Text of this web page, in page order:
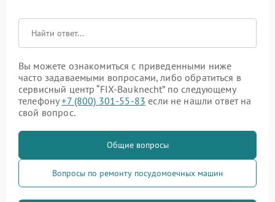
Вы можете ознакомиться с приведенными ниже
часто задаваемыми вопросами, либо обратиться в
сервисный центр “FIX-Bauknecht” по следующему
телефону+7 (800) 301-55-83 если не нашли ответ на
свой вопрос.
Общие вопросы
Вопросы по ремонту посудомоечных машин